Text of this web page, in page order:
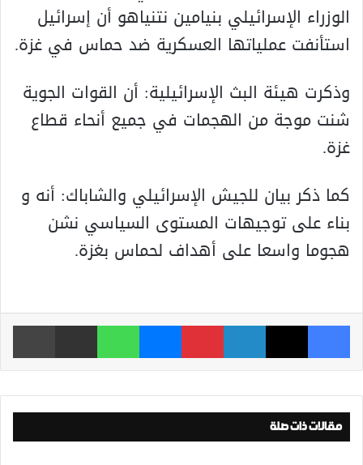
الوزراء الإسرائيلي بنيامين نتنياهو أن إسرائيل
استأنفت عملياتها العسكرية ضد حماس في غزة.
وذكرت هيئة البث الإسرائيلية: أن القوات الجوية
شنت موجة من الهجمات في جميع أنحاء قطاع
غزة.
كما ذكر بيان للجيش الإسرائيلي والشاباك: أنه و
بناء على توجيهات المستوى السياسي نشن
هجوما واسعا على أهداف لحماس بغزة.
فيسبوك ‫X لينكدإن بينتيريست ماسنجر واتساب مشاركة عبر البريد
مقالات ذات صلة